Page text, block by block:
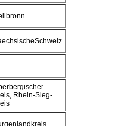
Rhein-Sieg-